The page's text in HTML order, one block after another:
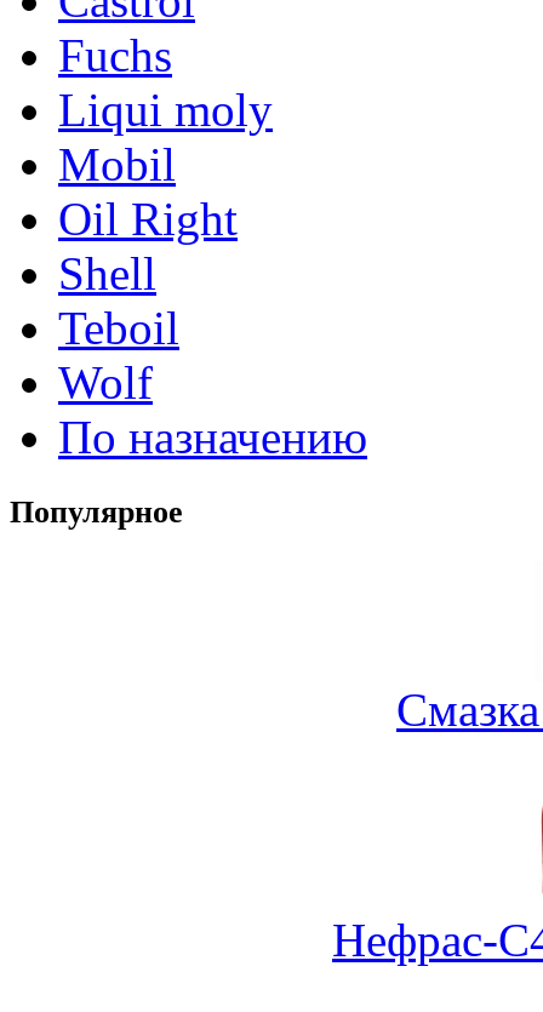
Fuchs
Liqui moly
Mobil
Oil Right
Shell
Teboil
Wolf
По назначению
Популярное
Нефрас-